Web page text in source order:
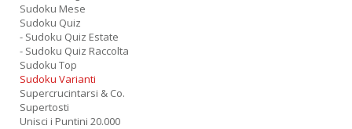
Sudoku Mese
Sudoku Quiz
- Sudoku Quiz Estate
- Sudoku Quiz Raccolta
Sudoku Top
Sudoku Varianti
Supercrucintarsi & Co.
Supertosti
Unisci i Puntini 20.000